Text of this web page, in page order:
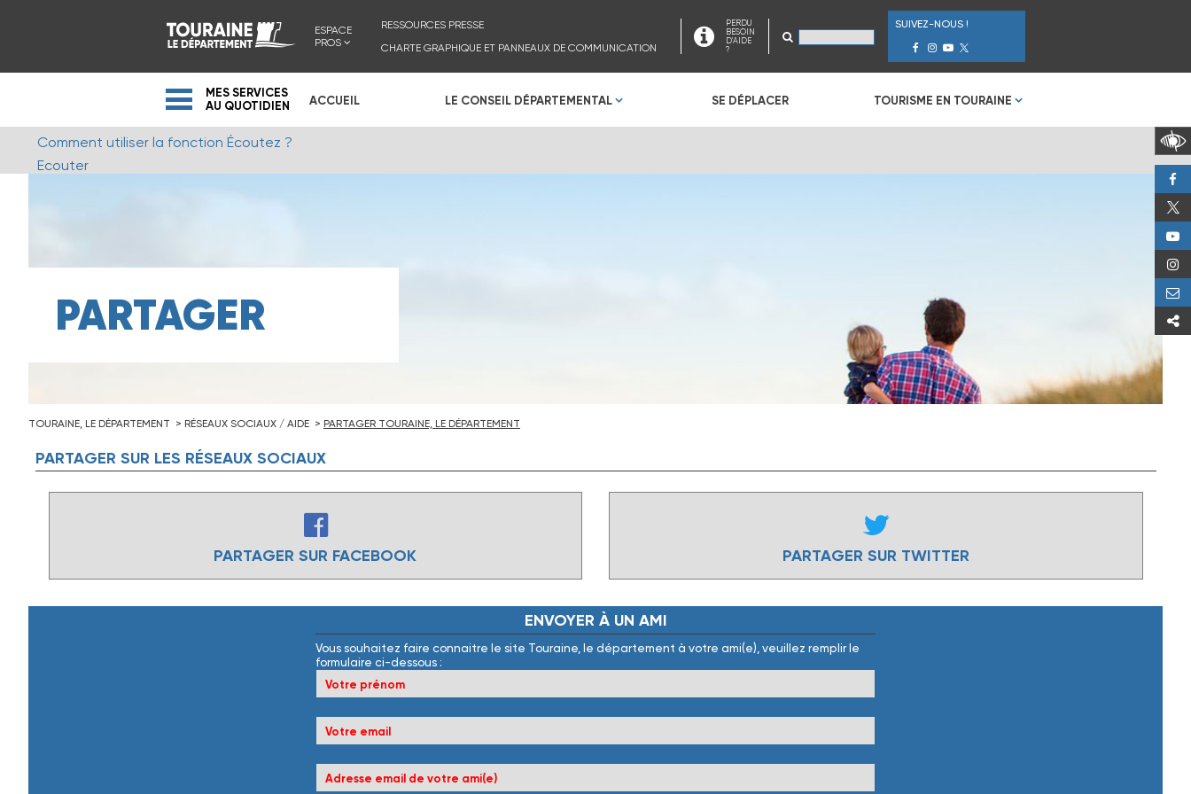
ESPACE
PROS
RESSOURCES PRESSE
CHARTE GRAPHIQUE ET PANNEAUX DE COMMUNICATION
PERDU
BESOIN
D'AIDE
?
SUIVEZ-NOUS !
MES SERVICES
AU QUOTIDIEN
ACCUEIL LE CONSEIL DÉPARTEMENTAL SE DÉPLACER TOURISME EN TOURAINE
Comment utiliser la fonction Écoutez ?
Ecouter
PARTAGER
TOURAINE, LE DÉPARTEMENT RÉSEAUX SOCIAUX / AIDE PARTAGER TOURAINE, LE DÉPARTEMENT
PARTAGER SUR LES RÉSEAUX SOCIAUX
PARTAGER SUR FACEBOOK PARTAGER SUR TWITTER
ENVOYER À UN AMI
Vous souhaitez faire connaitre le site Touraine, le département à votre ami(e), veuillez remplir le
formulaire ci-dessous :